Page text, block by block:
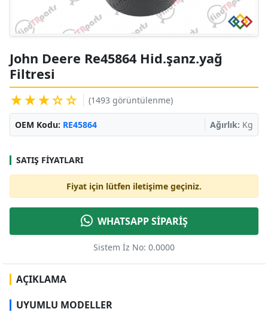
John Deere Re45864 Hid.şanz.yağ
Filtresi
★★★☆☆
(1493 görüntülenme)
OEM Kodu: RE45864 Ağırlık: Kg
SATIŞ FIYATLARI
Fiyat için lütfen iletişime geçiniz.
WHATSAPP SİPARİŞ
Sistem İz No: 0.0000
AÇIKLAMA
UYUMLU MODELLER